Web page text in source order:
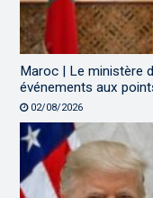
Maroc | Le ministère
événements aux
02/08/2026